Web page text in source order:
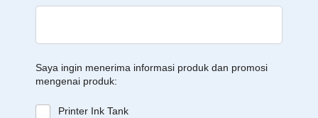
Saya ingin menerima informasi produk dan promosi
mengenai produk:
Printer Ink Tank